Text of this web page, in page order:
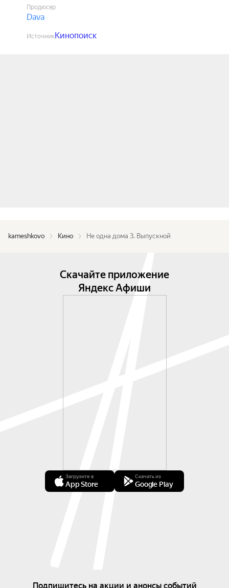
Продюсер
Dava
ИсточникКинопоиск
kameshkovo Кино Не одна дома 3. Выпускной
Скачайте приложение
Яндекс Афиши
Загрузите в
App Store
Скачать из
Google Play
Подпишитесь на акции и анонсы событий